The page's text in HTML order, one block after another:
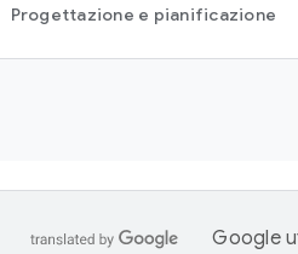
Progettazione e pianificazione
Google